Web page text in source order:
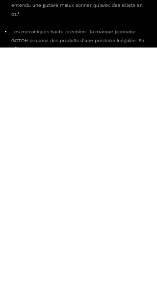
entendu une guitare mieux sonner qu'avec des sillets en
os.*
Les mécaniques haute précision : la marque japonaise
GOTOH propose des produits d'une précision inégalée. En
effet, avec un ration 1:21, votre accordage est bien plus